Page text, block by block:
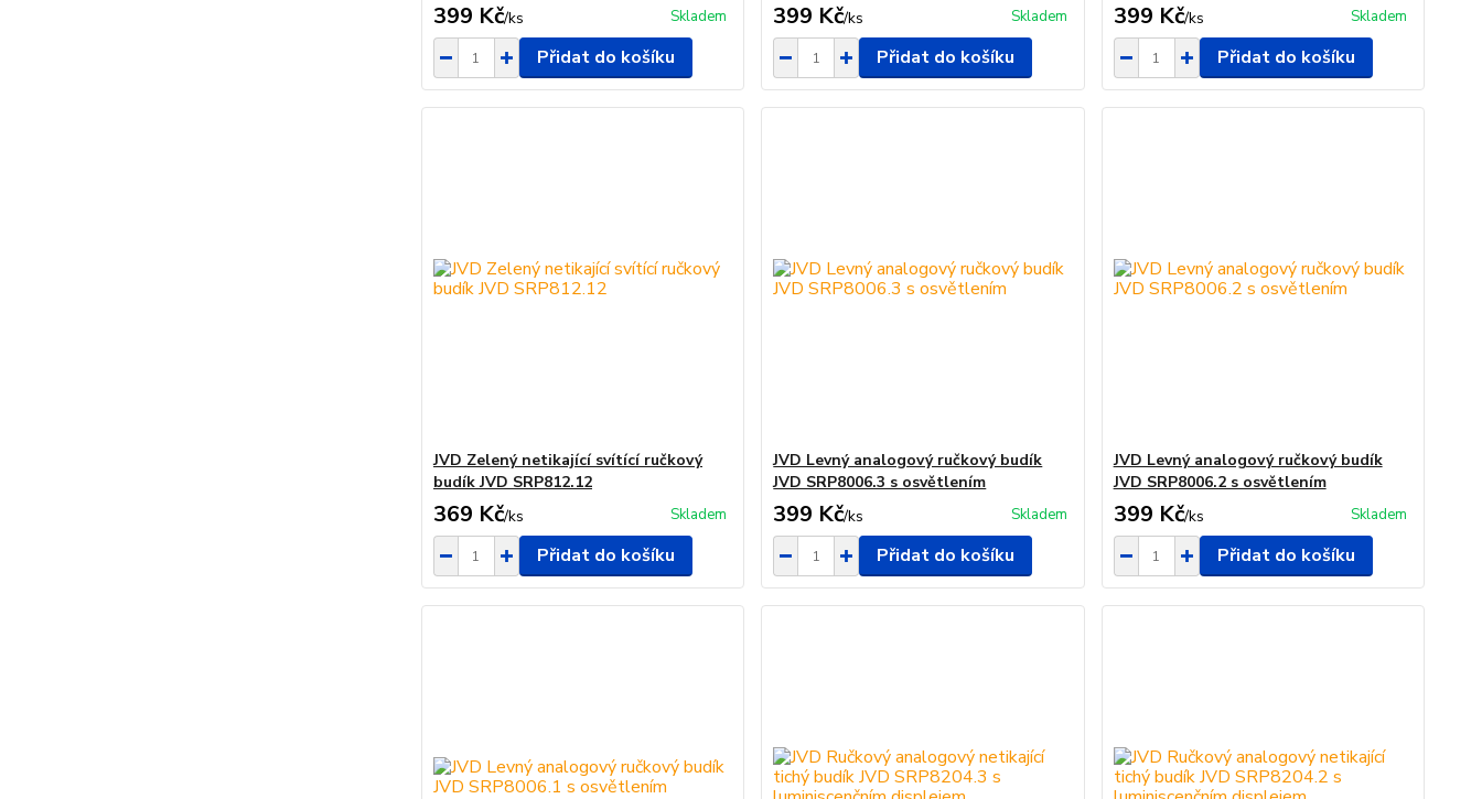
399 Kč/ks Skladem
Přidat do košíku
399 Kč/ks Skladem
Přidat do košíku
399 Kč/ks Skladem
Přidat do košíku
JVD Zelený netikající svítící ručkový
budík JVD SRP812.12
369 Kč/ks Skladem
Přidat do košíku
JVD Levný analogový ručkový budík
JVD SRP8006.3 s osvětlením
399 Kč/ks Skladem
Přidat do košíku
JVD Levný analogový ručkový budík
JVD SRP8006.2 s osvětlením
399 Kč/ks Skladem
Přidat do košíku